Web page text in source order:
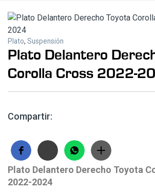
Plato, Suspensión
Plato Delantero
Corolla Cross 2022-
Compartir:
Plato Delantero Derecho Toyota
2022-2024